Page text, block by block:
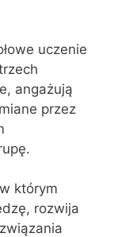
uczenie
angażują
przez
którym
rozwija